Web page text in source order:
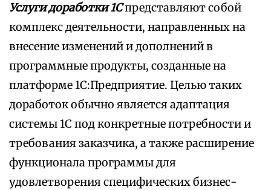
Услуги доработки 1Спредставляют собой
комплекс деятельности, направленных на
внесение изменений и дополнений в
программные продукты, созданные на
платформе 1С:Предприятие. Целью таких
доработок обычно является адаптация
системы 1С под конкретные потребности и
требования заказчика, а также расширение
функционала программы для
удовлетворения специфических бизнес-